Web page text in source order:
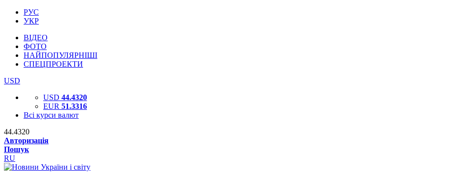
РУС
УКР
ВІДЕО
ФОТО
НАЙПОПУЛЯРНІШІ
СПЕЦПРОЕКТИ
USD
USD 44.4320
EUR 51.3316
Всі курси валют
44.4320
Авторизація
Пошук
RU